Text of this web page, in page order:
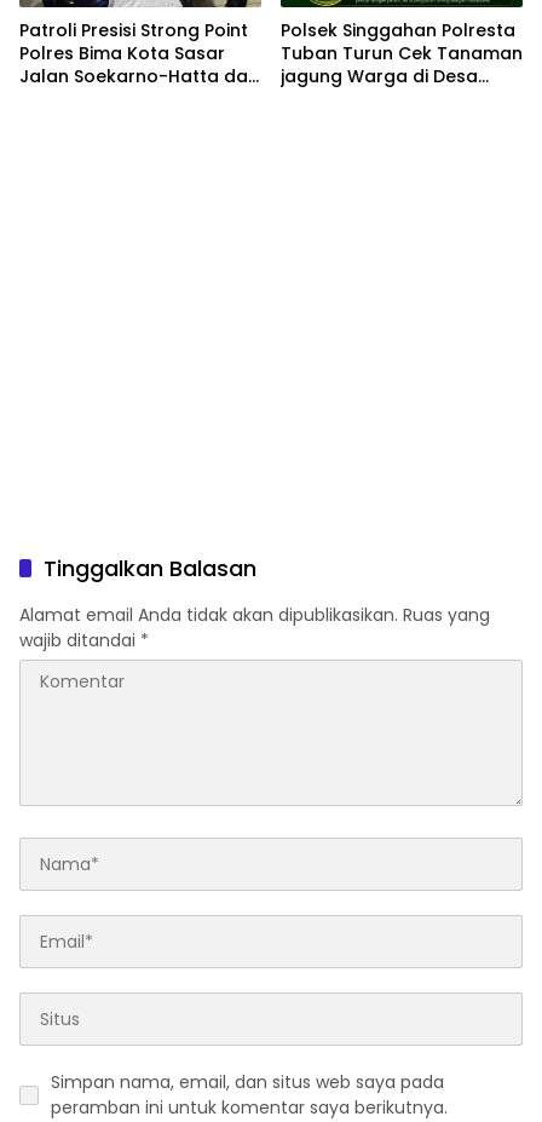
Patroli Presisi Strong Point
Polres Bima Kota Sasar
Jalan Soekarno-Hatta dan
Polsek Singgahan Polresta
Tuban Turun Cek Tanaman
jagung Warga di Desa
Tinggalkan Balasan
Alamat email Anda tidak akan dipublikasikan. Ruas yang
wajib ditandai *
Simpan nama, email, dan situs web saya pada
peramban ini untuk komentar saya berikutnya.